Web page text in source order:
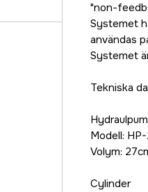
"non-
Systemet
användas
Systemet
Tekniska
Modell:
Volym:
Cylinder